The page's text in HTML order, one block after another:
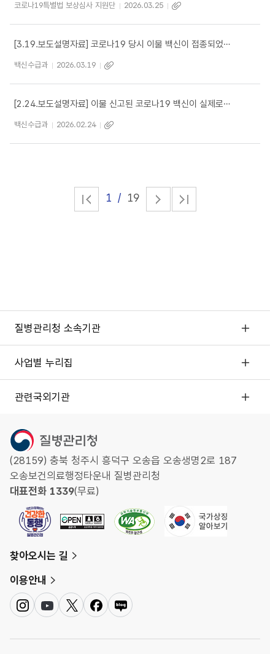
코로나19특별법 보상심사 지원단 2026.03.25
[3.19.보도설명자료] 코로나19 당시 이물 백신이 접종되었다는 것은 사실과 다릅니다
백신수급과 2026.03.19
[2.24.보도설명자료] 이물 신고된 코로나19 백신이 실제로 접종된 사례는 없습니다.
백신수급과 2026.02.24
1 19
질병관리청 소속기관
사업별 누리집
관련국외기관
(28159) 충북 청주시 흥덕구 오송읍 오송생명2로 187
오송보건의료행정타운내 질병관리청
대표전화 1339(무료)
찾아오시는 길
이용안내
인
스
유
튜
트
위
페
이
네
이